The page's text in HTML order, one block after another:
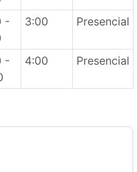
-
3:00 Presencial
-
4:00 Presencial